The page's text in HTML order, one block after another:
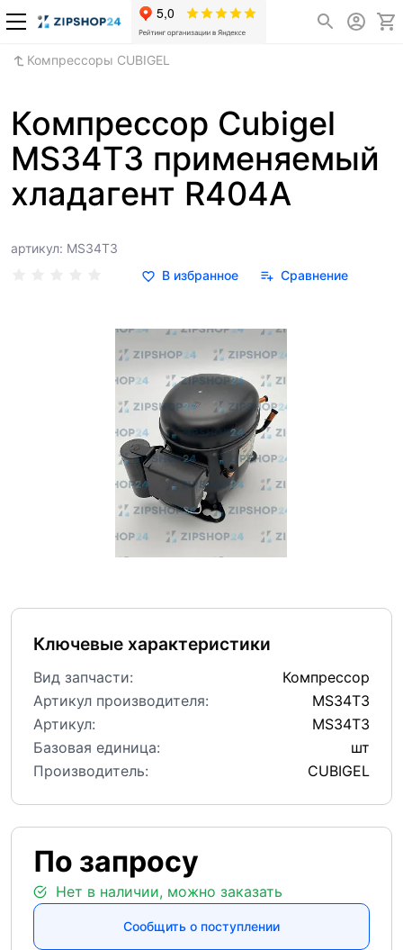
Компрессоры CUBIGEL
Компрессор Cubigel
MS34T3 применяемый
хладагент R404A
артикул: MS34T3
В избранное
Сравнение
По запросу
Нет в наличии, можно заказать
Сообщить о поступлении
Ключевые характеристики
Вид запчасти:
Компрессор
Артикул производителя:
MS34T3
Артикул:
MS34T3
Базовая единица:
шт
Производитель:
CUBIGEL